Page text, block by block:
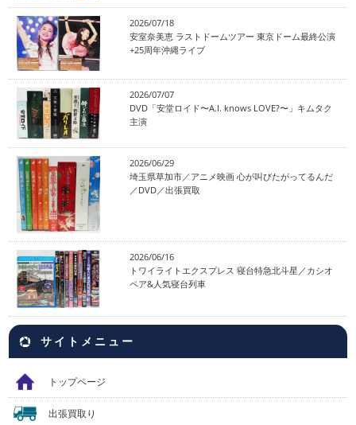
2026/07/18
安室奈美恵 ラストドームツアー 東京ドーム最終公演
+25周年沖縄ライブ
2026/07/07
DVD「安堂ロイド〜A.I. knows LOVE?〜」キムタク
主演
2026/06/29
埼玉県草加市／アニメ映画 心が叫びたがってるんだ
／DVD／出張買取
2026/06/16
トワイライトエクスプレス 寝台特急北斗星／カシオ
ペア&人気寝台列車
サイトメニュー
トップページ
出張買取り